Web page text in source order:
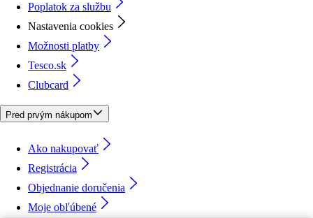
Poplatok za službu
Nastavenia cookies
Možnosti platby
Tesco.sk
Clubcard
Pred prvým nákupom
Ako nakupovať
Registrácia
Objednanie doručenia
Moje obľúbené